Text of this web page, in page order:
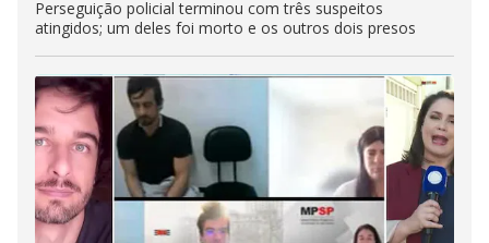
Perseguição policial terminou com três suspeitos
atingidos; um deles foi morto e os outros dois presos